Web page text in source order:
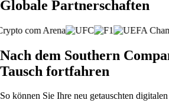
Globale Partnerschaften
Nach dem Southern
Tausch fortfahren
So können Sie Ihre neu getauschten